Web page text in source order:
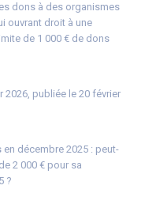
dons à des organismes
ouvrant droit à une
de 1 000 € de dons
publiée le 20 février
en décembre 2025 : peut-
2 000 € pour sa
?